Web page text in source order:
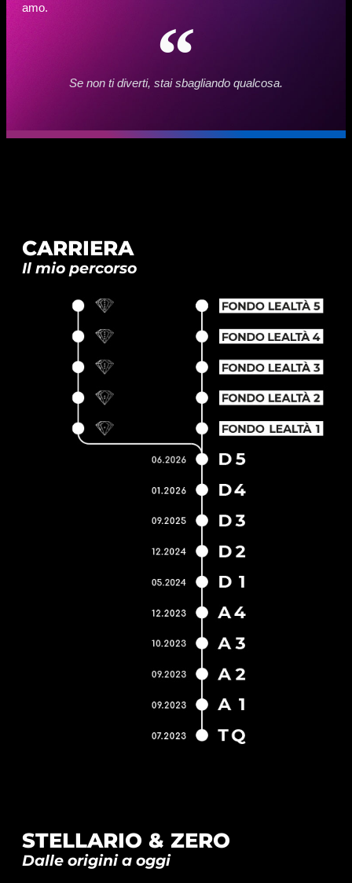
amo.
Se non ti diverti, stai sbagliando qualcosa.
CARRIERA
Il mio percorso
STELLARIO & ZERO
Dalle origini a oggi